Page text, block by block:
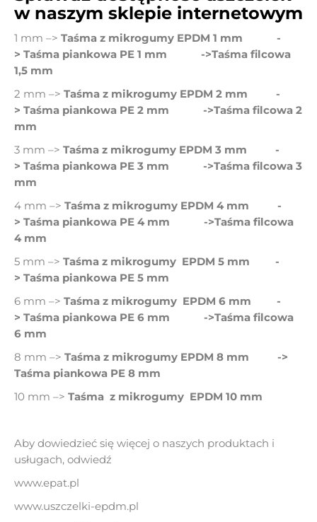
w naszym sklepie internetowym
1 mm –> Taśma z mikrogumy EPDM 1 mm
-
> Taśma piankowa PE 1 mm ->Taśma filcowa
1,5 mm
2 mm –> Taśma z mikrogumy EPDM 2 mm
-
> Taśma piankowa PE 2 mm ->Taśma filcowa 2
mm
3 mm –> Taśma z mikrogumy EPDM 3 mm
-
> Taśma piankowa PE 3 mm ->Taśma filcowa 3
mm
4 mm –> Taśma z mikrogumy EPDM 4 mm -
> Taśma piankowa PE 4 mm ->Taśma filcowa
4 mm
5 mm –> Taśma z mikrogumy EPDM 5 mm -
> Taśma piankowa PE 5 mm
6 mm –> Taśma z mikrogumy EPDM 6 mm -
> Taśma piankowa PE 6 mm ->Taśma filcowa
6 mm
8 mm –> Taśma z mikrogumy EPDM 8 mm ->
Taśma piankowa PE 8 mm
10 mm –> Taśma z mikrogumy EPDM 10 mm
Aby dowiedzieć się więcej o naszych produktach i
usługach, odwiedź
www.epat.pl
www.uszczelki-epdm.pl